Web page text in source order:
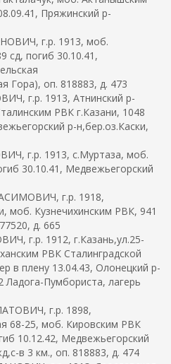
Пряжинский р-
г.р. 1913, моб.
сд, погиб 30.10.41,
Гора), оп. 818883, д. 473
г.р. 1913, Атнинский р-
РВК г.Казани, 1048
р-н,бер.оз.Каски,
г.р. 1913, с.Муртаза, моб.
30.10.41, Медвежьегорский
г.р. 1918,
моб. Кузнечихинским РВК, 941
д. 665
г.р. 1912, г.Казань,ул.25-
РВК Сталинградской
в плену 13.04.43, Олонецкий р-
Ладога-Пумбориста, лагерь
г.р. 1898,
68-25, моб. Кировским РВК
10.12.42, Медвежьегорский
в 3 км., оп. 818883, д. 474